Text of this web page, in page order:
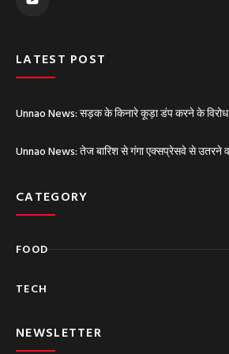
LATEST POST
Unnao News: सड़क के किनारे कूड़ा डंप करने के विरोध
Unnao News: तेज बारिश से गंगा एक्सप्रेसवे से उतरने
CATEGORY
FOOD
TECH
NEWSLETTER